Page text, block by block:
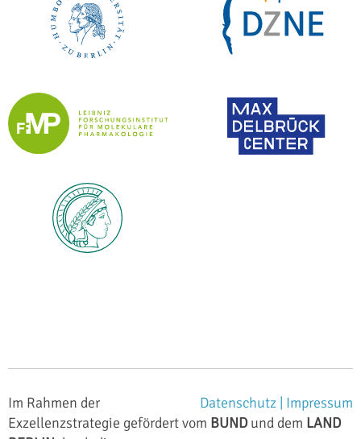
Impressum
Datenschutz |
Im Rahmen der
Exzellenzstrategie gefördert vom BUNDund dem LAND